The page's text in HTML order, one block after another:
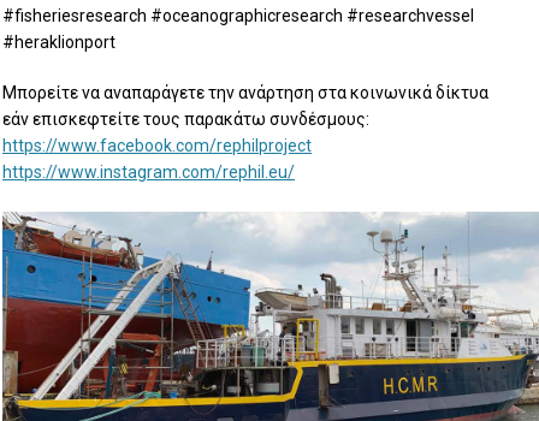
#fisheriesresearch #oceanographicresearch #researchvessel
#heraklionport
Μπορείτε να αναπαράγετε την ανάρτηση στα κοινωνικά δίκτυα
εάν επισκεφτείτε τους παρακάτω συνδέσμους:
https://www.facebook.com/rephilproject
https://www.instagram.com/rephil.eu/